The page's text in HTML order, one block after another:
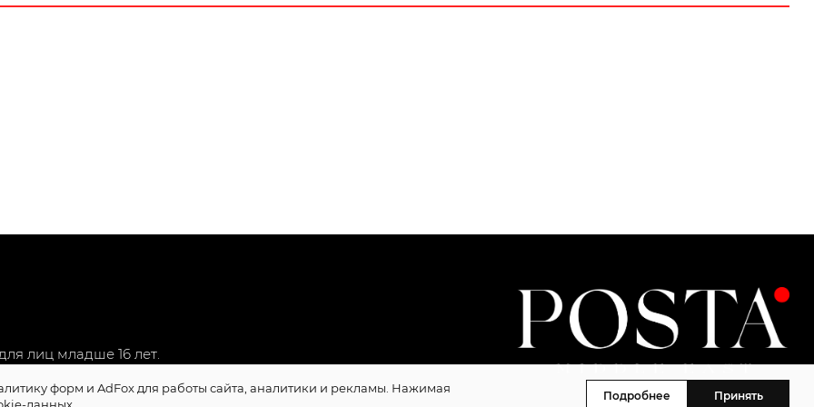
лиц младше 16 лет.
форм и AdFox для работы сайта, аналитики и рекламы. Нажимая
Подробнее Принять